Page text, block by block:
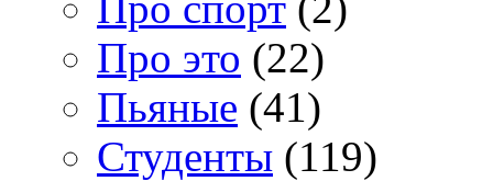
Про это (22)
Пьяные (41)
Студенты (119)